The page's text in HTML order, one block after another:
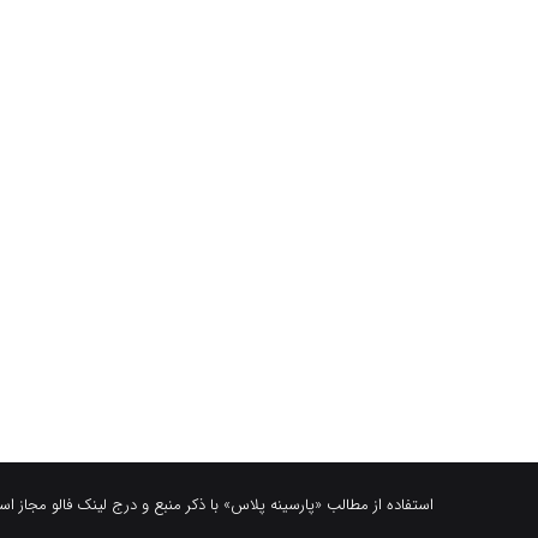
استفاده از مطالب «پارسینه پلاس» با ذکر منبع و درج لینک فالو مجاز